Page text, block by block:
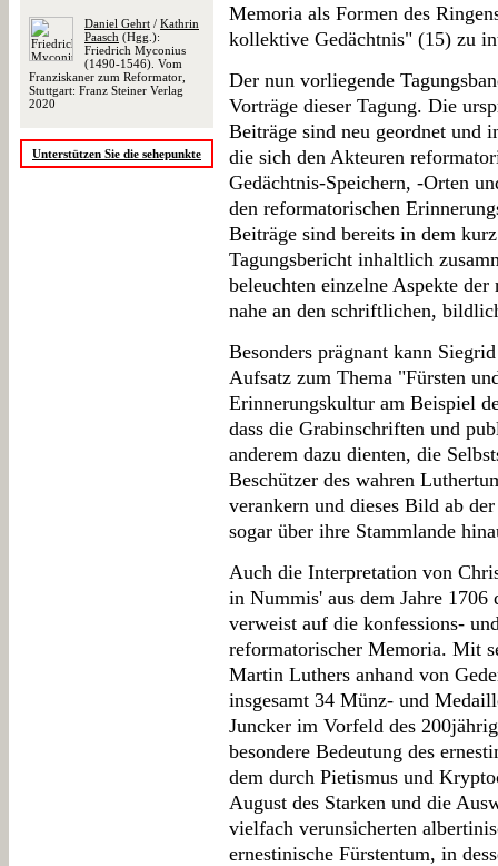
Daniel Gehrt / Kathrin
Paasch (Hgg.):
Friedrich Myconius
(1490-1546). Vom
Franziskaner zum Reformator,
Stuttgart: Franz Steiner Verlag
2020
Unterstützen Sie die sehepunkte
Memoria als Formen des
kollektive Gedächtnis" (15) zu
Der nun vorliegende
Vorträge dieser Tagung. Die
Beiträge sind neu geordnet und
die sich den Akteuren
Gedächtnis-Speichern, -Orten
den reformatorischen
Beiträge sind bereits in dem
Tagungsbericht inhaltlich
beleuchten einzelne Aspekte
nahe an den schriftlichen,
Besonders prägnant kann
Aufsatz zum Thema "Fürsten
Erinnerungskultur am Beispiel
dass die Grabinschriften und
anderem dazu dienten, die
Beschützer des wahren
verankern und dieses Bild ab
sogar über ihre Stammlande
Auch die Interpretation von
in Nummis' aus dem Jahre
verweist auf die konfessions-
reformatorischer Memoria. Mit
Martin Luthers anhand von
insgesamt 34 Münz- und
Juncker im Vorfeld des
besondere Bedeutung des
dem durch Pietismus und
August des Starken und die
vielfach verunsicherten
ernestinische Fürstentum, in